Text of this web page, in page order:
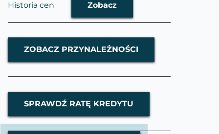
Historia cen Zobacz
ZOBACZ PRZYNALEŻNOŚCI
SPRAWDŹ RATĘ KREDYTU